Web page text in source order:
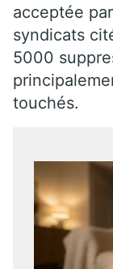
acceptée
syndicats
5000
touchés.